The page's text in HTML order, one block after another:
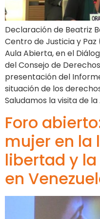
Declaración de Beatriz
Centro de Justicia y
Aula Abierta, en el
del Consejo de
presentación del
situación de los
Saludamos la visita de
Foro
mujer en la
libertad y
en